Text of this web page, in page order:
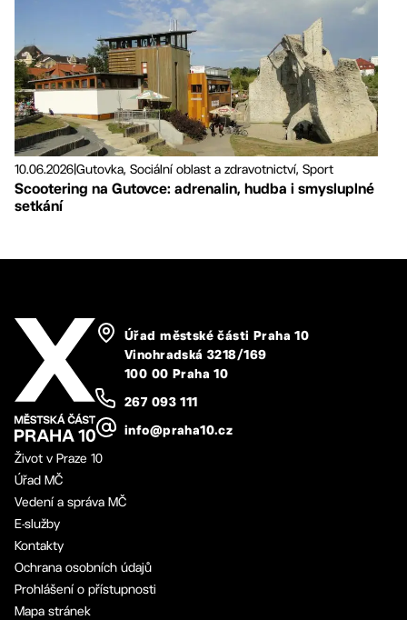
10.06.2026Gutovka, Sociální oblast a zdravotnictví, Sport
Scootering na Gutovce: adrenalin, hudba i smysluplné
setkání
Úřad městské části Praha 10
Vinohradská 3218/169
100 00 Praha 10
267 093 111
info@praha10.cz
Život v Praze 10
Úřad MČ
Vedení a správa MČ
E-služby
Kontakty
Ochrana osobních údajů
Prohlášení o přístupnosti
Mapa stránek